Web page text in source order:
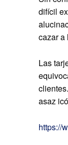
difícil
cazar a
Las
asaz
https://